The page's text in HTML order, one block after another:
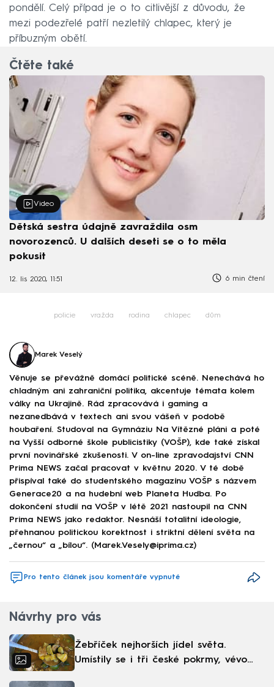
pondělí. Celý případ je o to citlivější z důvodu, že
mezi podezřelé patří nezletilý chlapec, který je
příbuzným obětí.
Čtěte také
Video
Dětská sestra údajně zavraždila osm
novorozenců. U dalších deseti se o to měla
pokusit
12. lis 2020, 11:51 6 min čtení
policie vražda rodina chlapec dům
Marek Veselý
Věnuje se převážně domácí politické scéně. Nenechává ho
chladným ani zahraniční politika, akcentuje témata kolem
války na Ukrajině. Rád zpracovává i gaming a
nezanedbává v textech ani svou vášeň v podobě
houbaření. Studoval na Gymnáziu Na Vítězné pláni a poté
na Vyšší odborné škole publicistiky (VOŠP), kde také získal
první novinářské zkušenosti. V on-line zpravodajství CNN
Prima NEWS začal pracovat v květnu 2020. V té době
přispíval také do studentského magazínu VOŠP s názvem
Generace20 a na hudební web Planeta Hudba. Po
dokončení studií na VOŠP v létě 2021 nastoupil na CNN
Prima NEWS jako redaktor. Nesnáší totalitní ideologie,
přehnanou politickou korektnost i striktní dělení světa na
„černou“ a „bílou“. (Marek.Vesely@iprima.cz)
Pro tento článek jsou komentáře vypnuté
Návrhy pro vás
Žebříček nejhorších jídel světa.
Umístily se i tři české pokrmy, vévodí